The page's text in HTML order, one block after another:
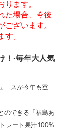
ます。
た場合、今後
ございます。
す。
！-毎年大人気
ースが今年も登
のできる「福島あ
レート果汁100%